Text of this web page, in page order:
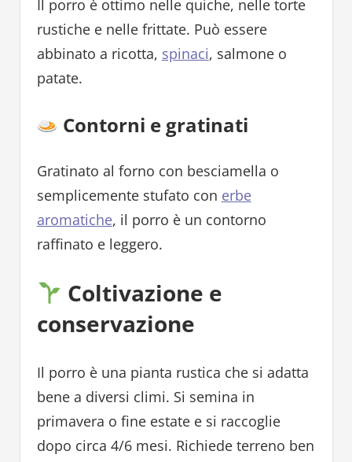
Il porro è ottimo nelle quiche, nelle torte
rustiche e nelle frittate. Può essere
abbinato a ricotta, spinaci, salmone o
patate.
Contorni e gratinati
Gratinato al forno con besciamella o
semplicemente stufato con erbe
aromatiche, il porro è un contorno
raffinato e leggero.
Coltivazione e
conservazione
Il porro è una pianta rustica che si adatta
bene a diversi climi. Si semina in
primavera o fine estate e si raccoglie
dopo circa 4/6 mesi. Richiede terreno ben